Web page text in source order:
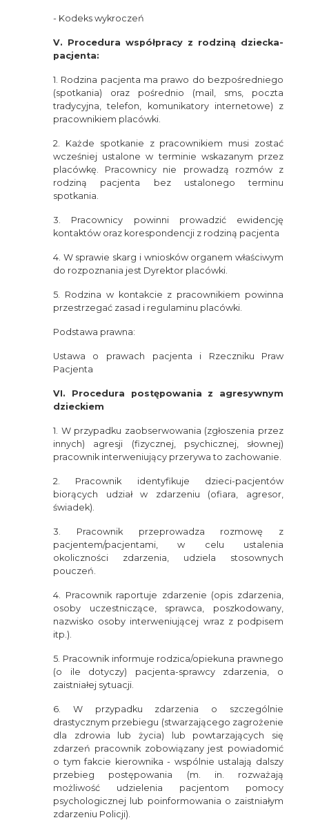
- Kodeks wykroczeń
V. Procedura współpracy z rodziną dziecka-
pacjenta:
1. Rodzina pacjenta ma prawo do bezpośredniego
(spotkania) oraz pośrednio (mail, sms, poczta
tradycyjna, telefon, komunikatory internetowe) z
pracownikiem placówki.
2. Każde spotkanie z pracownikiem musi zostać
wcześniej ustalone w terminie wskazanym przez
placówkę. Pracownicy nie prowadzą rozmów z
rodziną pacjenta bez ustalonego terminu
spotkania.
3. Pracownicy powinni prowadzić ewidencję
kontaktów oraz korespondencji z rodziną pacjenta
4. W sprawie skarg i wniosków organem właściwym
do rozpoznania jest Dyrektor placówki.
5. Rodzina w kontakcie z pracownikiem powinna
przestrzegać zasad i regulaminu placówki.
Podstawa prawna:
Ustawa o prawach pacjenta i Rzeczniku Praw
Pacjenta
VI. Procedura postępowania z agresywnym
dzieckiem
1. W przypadku zaobserwowania (zgłoszenia przez
innych) agresji (fizycznej, psychicznej, słownej)
pracownik interweniujący przerywa to zachowanie.
2. Pracownik identyfikuje dzieci-pacjentów
biorących udział w zdarzeniu (ofiara, agresor,
świadek).
3. Pracownik przeprowadza rozmowę z
pacjentem/pacjentami, w celu ustalenia
okoliczności zdarzenia, udziela stosownych
pouczeń.
4. Pracownik raportuje zdarzenie (opis zdarzenia,
osoby uczestniczące, sprawca, poszkodowany,
nazwisko osoby interweniującej wraz z podpisem
itp.).
5. Pracownik informuje rodzica/opiekuna prawnego
(o ile dotyczy) pacjenta-sprawcy zdarzenia, o
zaistniałej sytuacji.
6. W przypadku zdarzenia o szczególnie
drastycznym przebiegu (stwarzającego zagrożenie
dla zdrowia lub życia) lub powtarzających się
zdarzeń pracownik zobowiązany jest powiadomić
o tym fakcie kierownika - wspólnie ustalają dalszy
przebieg postępowania (m. in. rozważają
możliwość udzielenia pacjentom pomocy
psychologicznej lub poinformowania o zaistniałym
zdarzeniu Policji).